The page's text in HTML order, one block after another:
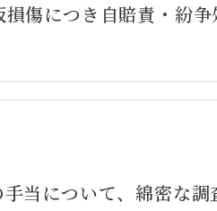
傷につき自賠責・紛
当について、綿密な